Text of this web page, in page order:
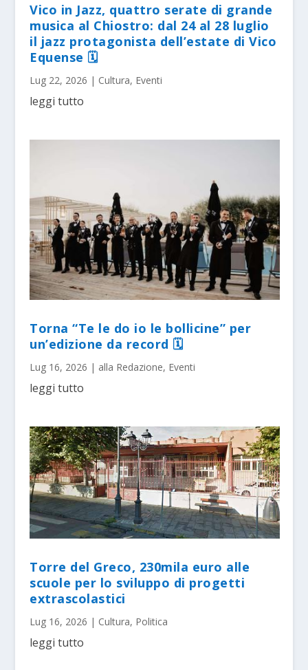
Vico in Jazz, quattro serate di grande
musica al Chiostro: dal 24 al 28 luglio
il jazz protagonista dell’estate di Vico
Equense 🗓
Lug 22, 2026 | Cultura, Eventi
leggi tutto
Torna “Te le do io le bollicine” per
un’edizione da record 🗓
Lug 16, 2026 | alla Redazione, Eventi
leggi tutto
Torre del Greco, 230mila euro alle
scuole per lo sviluppo di progetti
extrascolastici
Lug 16, 2026 | Cultura, Politica
leggi tutto